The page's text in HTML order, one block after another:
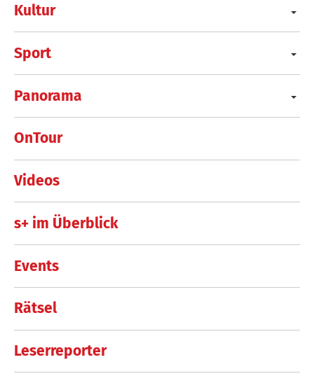
Kultur
Sport
Panorama
OnTour
Videos
s+ im Überblick
Events
Rätsel
Leserreporter